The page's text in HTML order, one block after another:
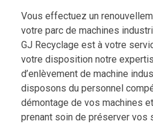
Vous effectuez un
votre parc de machines
GJ Recyclage est à votre
votre disposition notre
d’enlèvement de machine
disposons du personnel
démontage de vos machines
prenant soin de préserver vos